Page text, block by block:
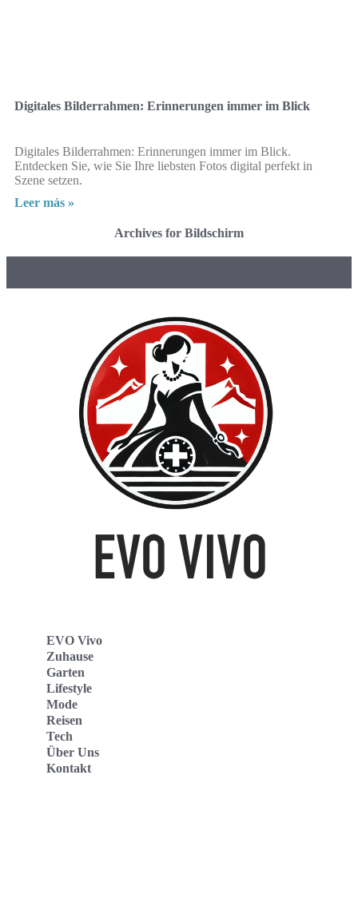
Digitales Bilderrahmen: Erinnerungen immer im Blick
Digitales Bilderrahmen: Erinnerungen immer im Blick.
Entdecken Sie, wie Sie Ihre liebsten Fotos digital perfekt in
Szene setzen.
Leer más »
Archives for Bildschirm
EVO Vivo
Zuhause
Garten
Lifestyle
Mode
Reisen
Tech
Über Uns
Kontakt